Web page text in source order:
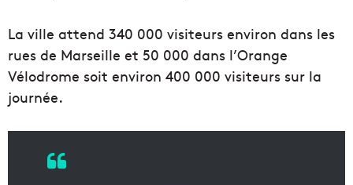
La ville attend 340 000 visiteurs environ dans les
rues de Marseille et 50 000 dans l’Orange
Vélodrome soit environ 400 000 visiteurs sur la
journée.